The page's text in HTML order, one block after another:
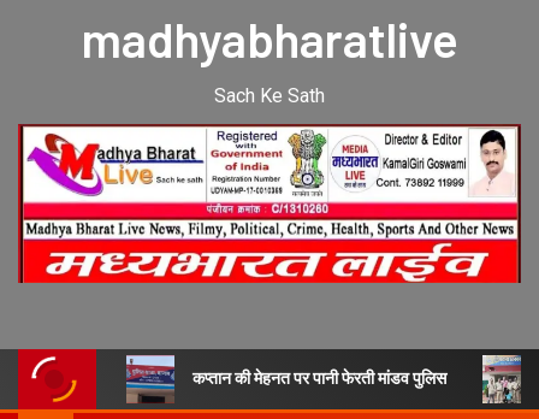
madhyabharatlive
Sach Ke Sath
कप्तान की मेहनत पर पानी फेरती मांडव पुलिस